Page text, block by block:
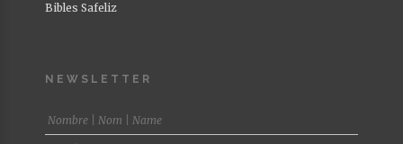
Bibles Safeliz
NEWSLETTER